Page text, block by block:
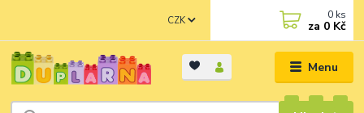
Menu
CZK 0 ks
za 0 Kč